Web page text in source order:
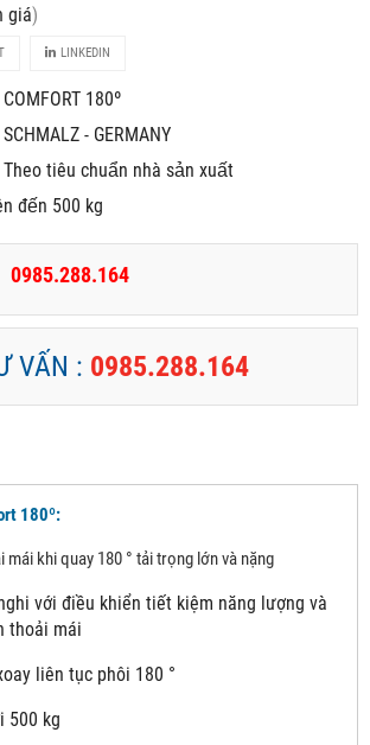
giá)
LINKEDIN
COMFORT 180º
SCHMALZ - GERMANY
Theo tiêu chuẩn nhà sản xuất
đến 500 kg
0985.288.164
VẤN : 0985.288.164
180º:
khi quay 180 ° tải trọng lớn và nặng
với điều khiển tiết kiệm năng lượng và
thoải mái
liên tục phôi 180 °
500 kg